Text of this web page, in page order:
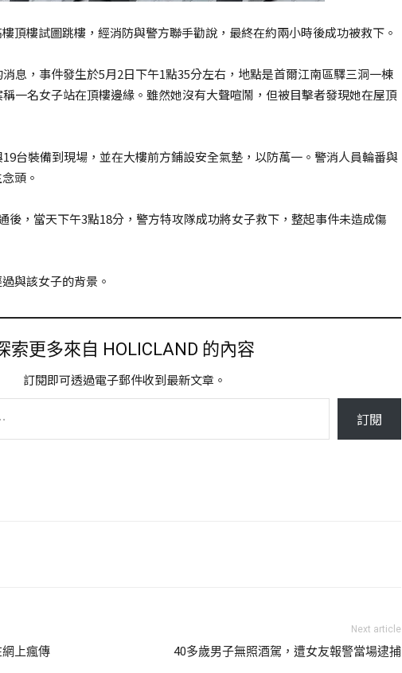
頂樓試圖跳樓，經消防與警方聯手勸說，最終在約兩小時後成功被救下。
息，事件發生於5月2日下午1點35分左右，地點是首爾江南區驛三洞一棟
一名女子站在頂樓邊緣。雖然她沒有大聲喧鬧，但被目擊者發現她在屋頂
台裝備到現場，並在大樓前方鋪設安全氣墊，以防萬一。警消人員輪番與
頭。
後，當天下午3點18分，警方特攻隊成功將女子救下，整起事件未造成傷
與該女子的背景。
索更多來自 HOLICLAND 的內容
訂閱即可透過電子郵件收到最新文章。
訂閱
上瘋傳
Next article
40多歲男子無照酒駕，遭女友報警當場逮捕